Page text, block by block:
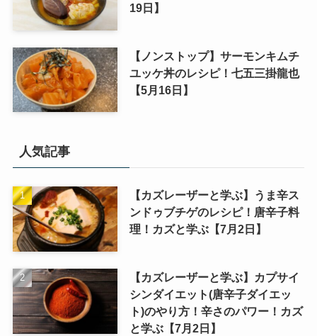
19日】
【ノンストップ】サーモンキムチ
ユッケ丼のレシピ！七五三掛龍也
【5月16日】
人気記事
【カズレーザーと学ぶ】うま辛ス
ンドゥブチゲのレシピ！唐辛子料
理！カズと学ぶ【7月2日】
【カズレーザーと学ぶ】カプサイ
シンダイエット(唐辛子ダイエッ
ト)のやり方！辛さのパワー！カズ
と学ぶ【7月2日】